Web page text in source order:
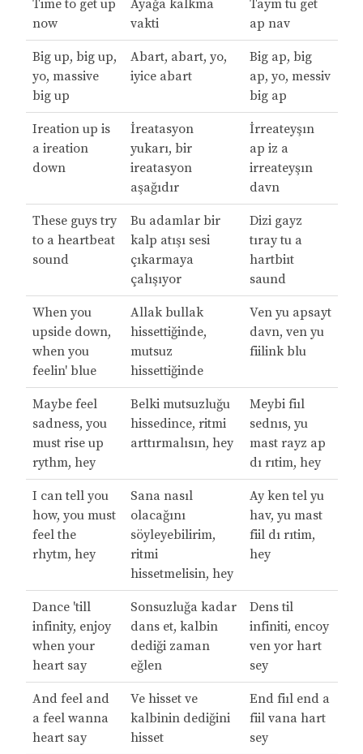
Time to get up
now
Ayağa kalkma
vakti
Taym tu get
ap nav
Big up, big up,
yo, massive
big up
Abart, abart, yo,
iyice abart
Big ap, big
ap, yo, messiv
big ap
Ireation up is
a ireation
down
İreatasyon
yukarı, bir
ireatasyon
aşağıdır
İrreateyşın
ap iz a
irreateyşın
davn
These guys try
to a heartbeat
sound
Bu adamlar bir
kalp atışı sesi
çıkarmaya
çalışıyor
Dizi gayz
tıray tu a
hartbiıt
saund
When you
upside down,
when you
feelin' blue
Allak bullak
hissettiğinde,
mutsuz
hissettiğinde
Ven yu apsayt
davn, ven yu
fiilink blu
Maybe feel
sadness, you
must rise up
rythm, hey
Belki mutsuzluğu
hissedince, ritmi
arttırmalısın, hey
Meybi fiıl
sednıs, yu
mast rayz ap
dı rıtim, hey
I can tell you
how, you must
feel the
rhytm, hey
Sana nasıl
olacağını
söyleyebilirim,
ritmi
hissetmelisin, hey
Ay ken tel yu
hav, yu mast
fiil dı rıtim,
hey
Dance 'till
infinity, enjoy
when your
heart say
Sonsuzluğa kadar
dans et, kalbin
dediği zaman
eğlen
Dens til
infiniti, encoy
ven yor hart
sey
And feel and
a feel wanna
heart say
Ve hisset ve
kalbinin dediğini
hisset
End fiıl end a
fiil vana hart
sey